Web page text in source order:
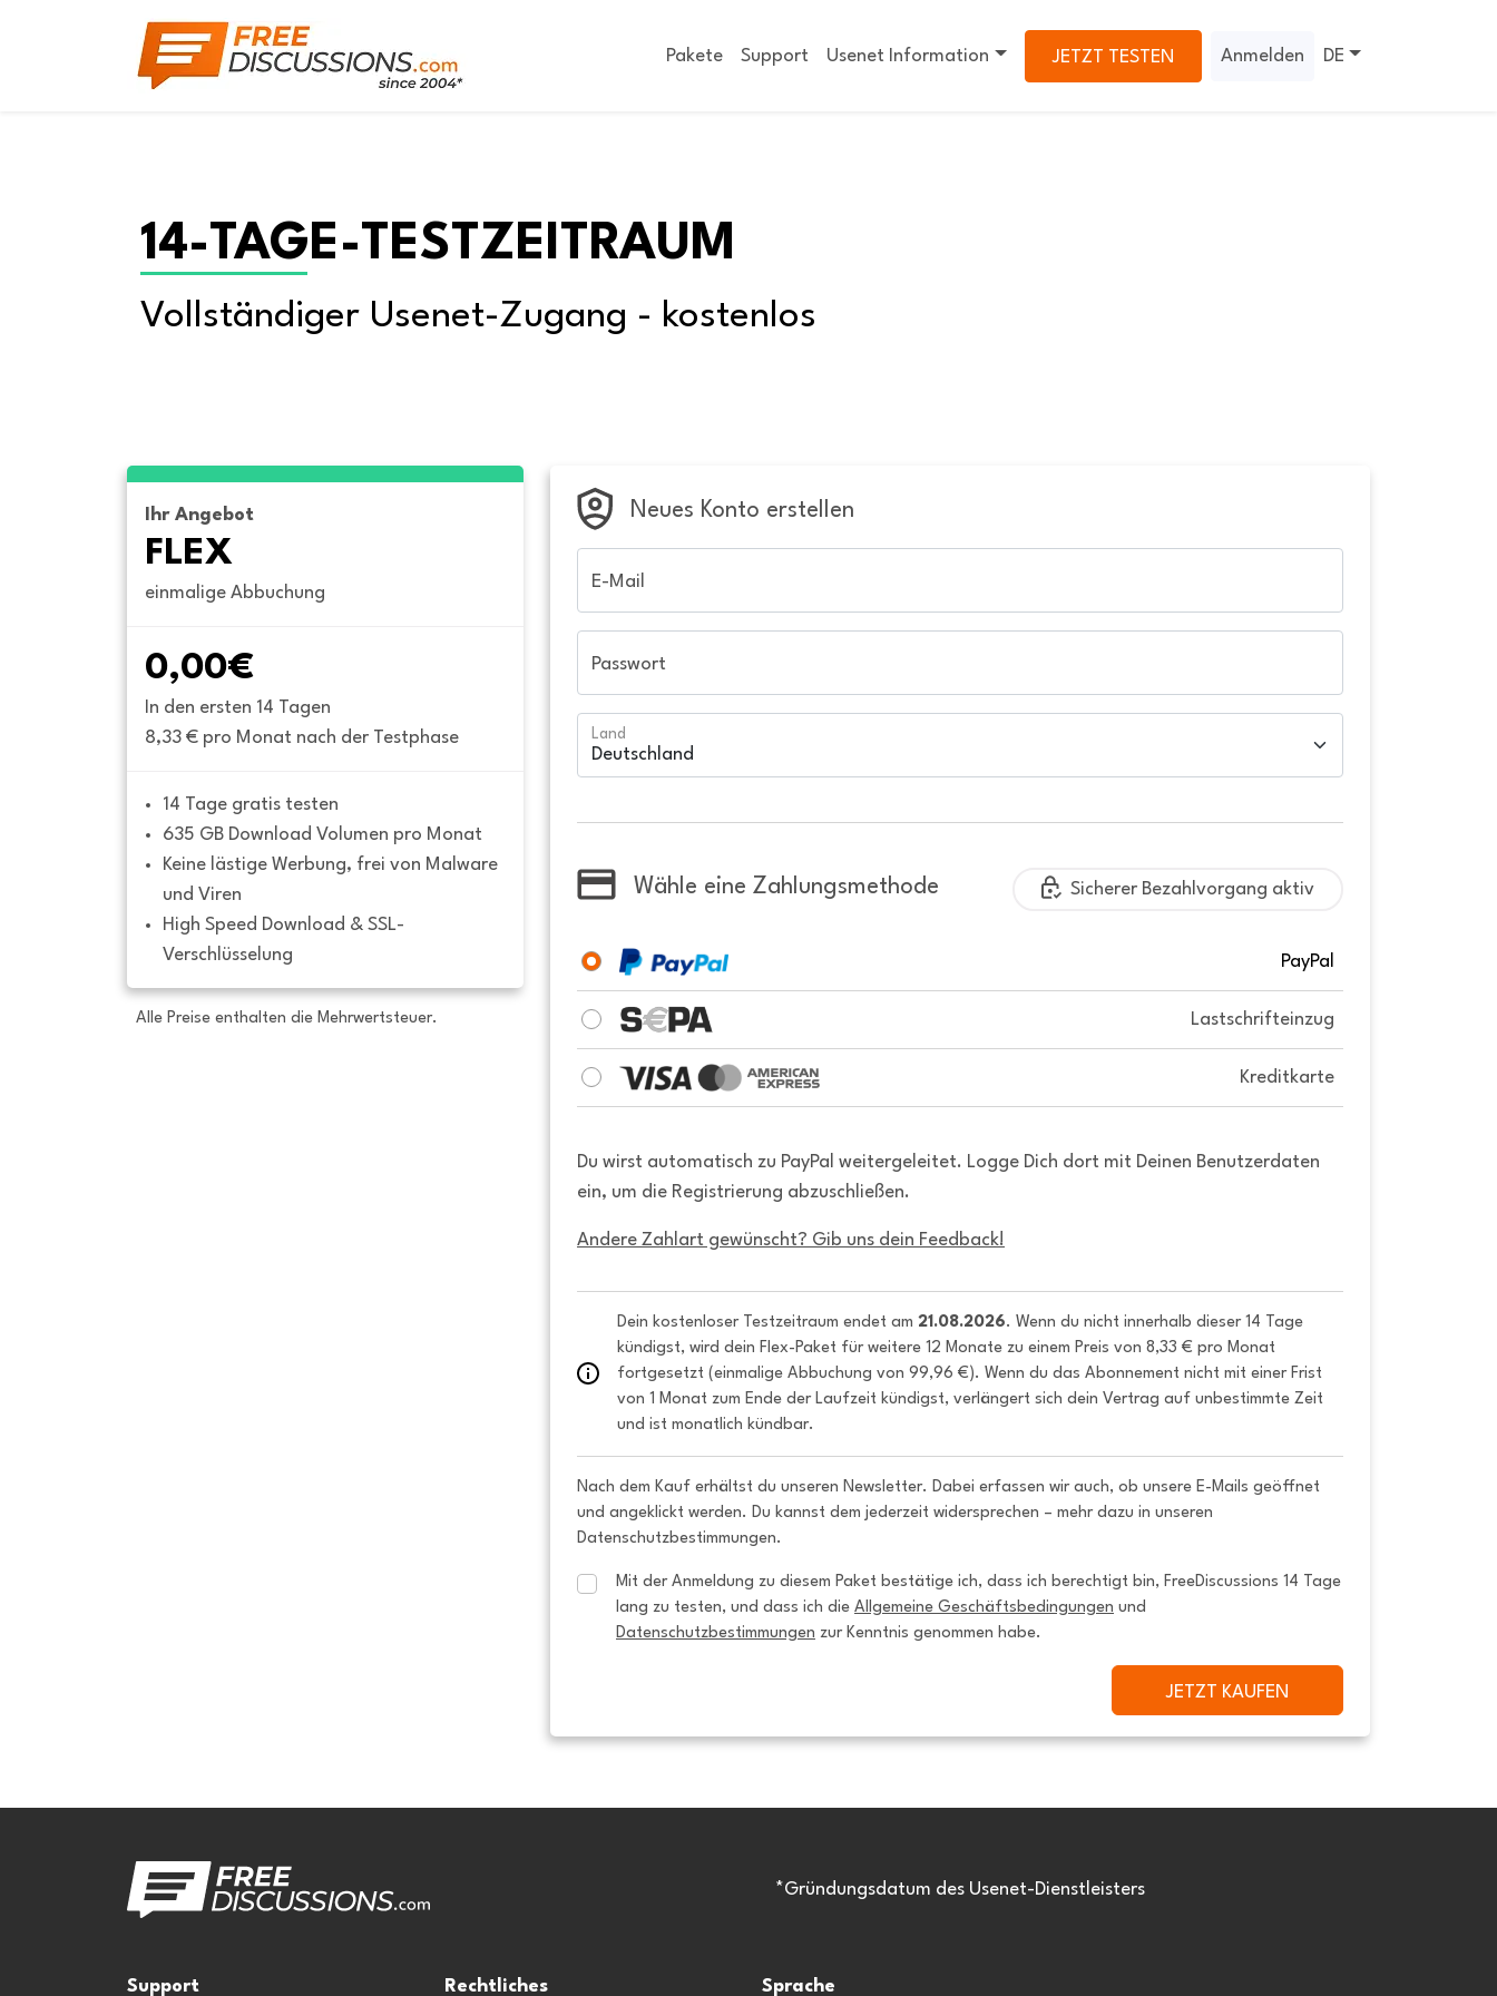
Pakete Support Usenet Information JETZT TESTEN Anmelden DE
14-TAGE-TESTZEITRAUM
Vollständiger Usenet-Zugang - kostenlos
Ihr Angebot
FLEX
einmalige Abbuchung
0,00€
In den ersten 14 Tagen
8,33 € pro Monat nach der Testphase
14 Tage gratis testen
635 GB Download Volumen pro Monat
Keine lästige Werbung, frei von Malware
und Viren
High Speed Download & SSL-
Verschlüsselung
Alle Preise enthalten die Mehrwertsteuer.
Neues Konto erstellen
E-Mail
Passwort
Land
Wähle eine Zahlungsmethode Sicherer Bezahlvorgang aktiv
PayPal
Lastschrifteinzug
Kreditkarte
Du wirst automatisch zu PayPal weitergeleitet. Logge Dich dort mit Deinen Benutzerdaten
ein, um die Registrierung abzuschließen.
Andere Zahlart gewünscht? Gib uns dein Feedback!
Dein kostenloser Testzeitraum endet am 21.08.2026. Wenn du nicht innerhalb dieser 14 Tage
kündigst, wird dein Flex-Paket für weitere 12 Monate zu einem Preis von 8,33 € pro Monat
fortgesetzt (einmalige Abbuchung von 99,96 €). Wenn du das Abonnement nicht mit einer Frist
von 1 Monat zum Ende der Laufzeit kündigst, verlängert sich dein Vertrag auf unbestimmte Zeit
und ist monatlich kündbar.
Nach dem Kauf erhältst du unseren Newsletter. Dabei erfassen wir auch, ob unsere E-Mails geöffnet
und angeklickt werden. Du kannst dem jederzeit widersprechen – mehr dazu in unseren
Datenschutzbestimmungen.
Mit der Anmeldung zu diesem Paket bestätige ich, dass ich berechtigt bin, FreeDiscussions 14 Tage
lang zu testen, und dass ich die Allgemeine Geschäftsbedingungen
Datenschutzbestimmungen zur Kenntnis genommen habe.
JETZT KAUFEN
*Gründungsdatum des Usenet-Dienstleisters
Support Rechtliches Sprache